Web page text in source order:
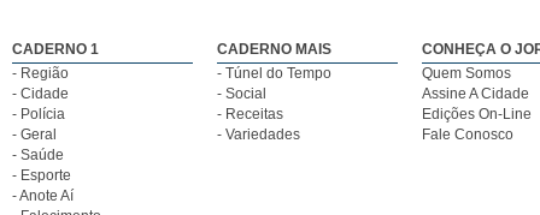
CADERNO 1
- Região
- Cidade
- Polícia
- Geral
- Saúde
- Esporte
- Anote Aí
CADERNO MAIS
- Túnel do Tempo
- Social
- Receitas
- Variedades
CONHEÇA O
Quem Somos
Assine A Cidade
Edições On-Line
Fale Conosco